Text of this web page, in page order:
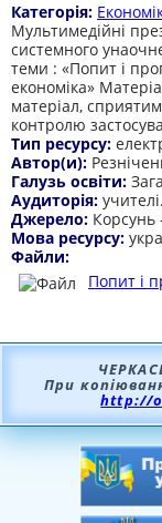
Категорія:
Мультимедійні
системного
теми : «Попит і
економіка»
матеріал,
контролю
Тип ресурсу:
Автор(и):
Галузь освіти:
Аудиторія:
Джерело: Корсунь
Мова ресурсу:
Файли:
Попит і
При
http://